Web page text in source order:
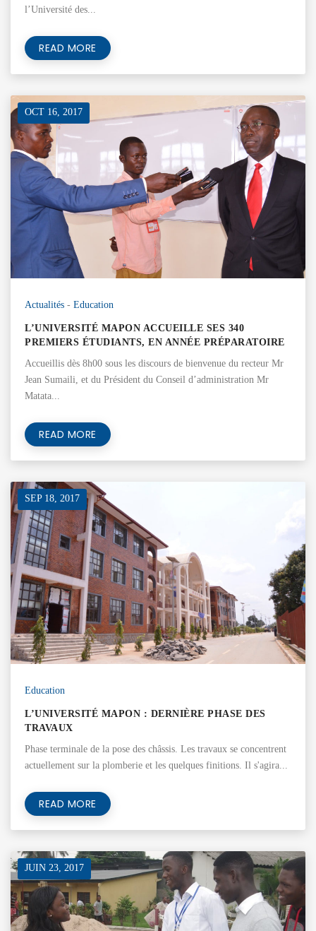
l’Université des...
READ MORE
OCT 16, 2017
Actualités - Education
L’UNIVERSITÉ MAPON ACCUEILLE SES 340
PREMIERS ÉTUDIANTS, EN ANNÉE PRÉPARATOIRE
Accueillis dès 8h00 sous les discours de bienvenue du recteur Mr
Jean Sumaili, et du Président du Conseil d’administration Mr
Matata...
READ MORE
SEP 18, 2017
Education
L’UNIVERSITÉ MAPON : DERNIÈRE PHASE DES
TRAVAUX
Phase terminale de la pose des châssis. Les travaux se concentrent
actuellement sur la plomberie et les quelques finitions. Il s'agira...
READ MORE
JUIN 23, 2017